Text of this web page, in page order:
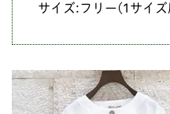
サイズ:フリー(1サイ